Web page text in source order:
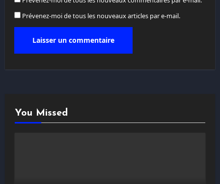
Prévenez-moi de tous les nouveaux articles par e-mail.
You Missed